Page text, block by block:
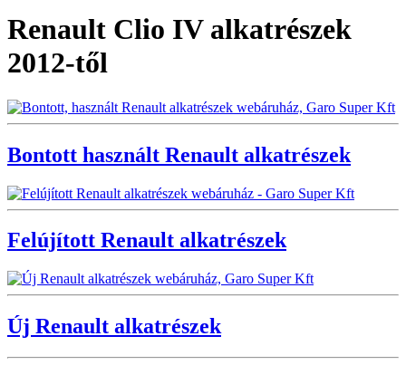
Renault Clio IV alkatrészek
2012-től
Bontott használt Renault alkatrészek
Felújított Renault alkatrészek
Új Renault alkatrészek